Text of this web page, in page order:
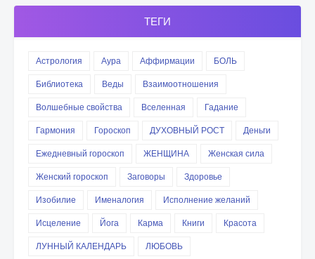
ТЕГИ
Астрология Аура Аффирмации
БОЛЬ
Библиотека
Веды
Взаимоотношения
Волшебные свойства
Вселенная
Гадание
Гармония
Гороскоп ДУХОВНЫЙ РОСТ
Деньги
Ежедневный гороскоп
ЖЕНЩИНА
Женская сила
Женский гороскоп
Заговоры
Здоровье
Изобилие
Именалогия
Исполнение желаний
Исцеление
Йога Карма Книги
Красота
ЛУННЫЙ КАЛЕНДАРЬ
ЛЮБОВЬ